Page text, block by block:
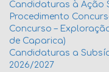
Candidaturas à Ação
Procedimento
Concurso –
de Caparica)
Candidaturas a
2026/2027